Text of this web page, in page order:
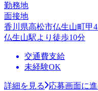
勤務地
面接地
香川県高松市仏生山町甲
仏生山駅より徒歩10分
交通費支給
未経験OK
詳細を見る
応募画面に